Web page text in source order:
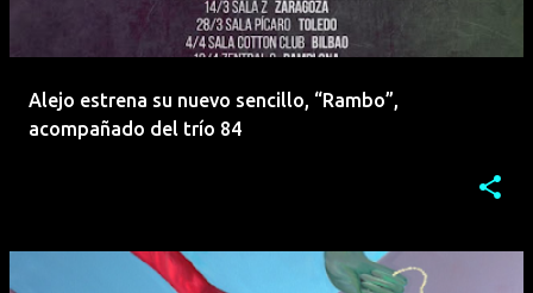
Alejo estrena su nuevo sencillo, “Rambo”,
acompañado del trío 84